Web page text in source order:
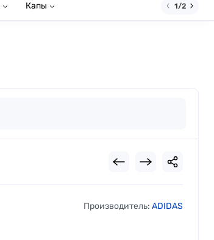
Капы 1/2
Производитель: ADIDAS